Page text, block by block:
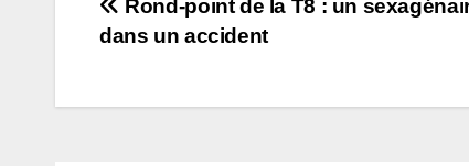
Navigation
l’article
Rond-point de la T8 : un
dans un accident